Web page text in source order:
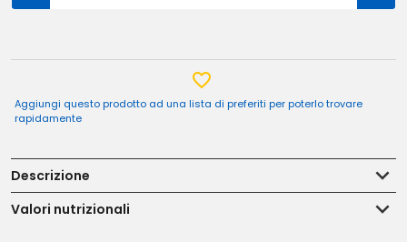
Aggiungi questo prodotto ad una lista di preferiti per poterlo trovare
rapidamente
Descrizione
Valori nutrizionali